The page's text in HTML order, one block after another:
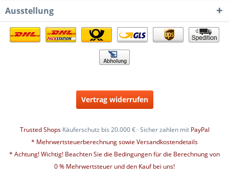
Ausstellung
Vertrag widerrufen
Trusted ShopsKäuferschutz bis 20.000 € · Sicher zahlen mit PayPal
* Mehrwertsteuerberechnung sowie Versandkostendetails
* Achtung! Wichtig! Beachten Sie die Bedingungen für die Berechnung von
0 % Mehrwertsteuer und den Kauf bei uns!